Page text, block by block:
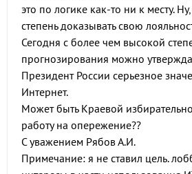
это по логике как-то ни к месту.
степень доказывать свою
Сегодня с более чем высокой
прогнозирования можно
Президент России серьезное
Интернет.
Может быть Краевой
работу на опережение??
С уважением Рябов А.И.
Примечание: я не ставил цель.